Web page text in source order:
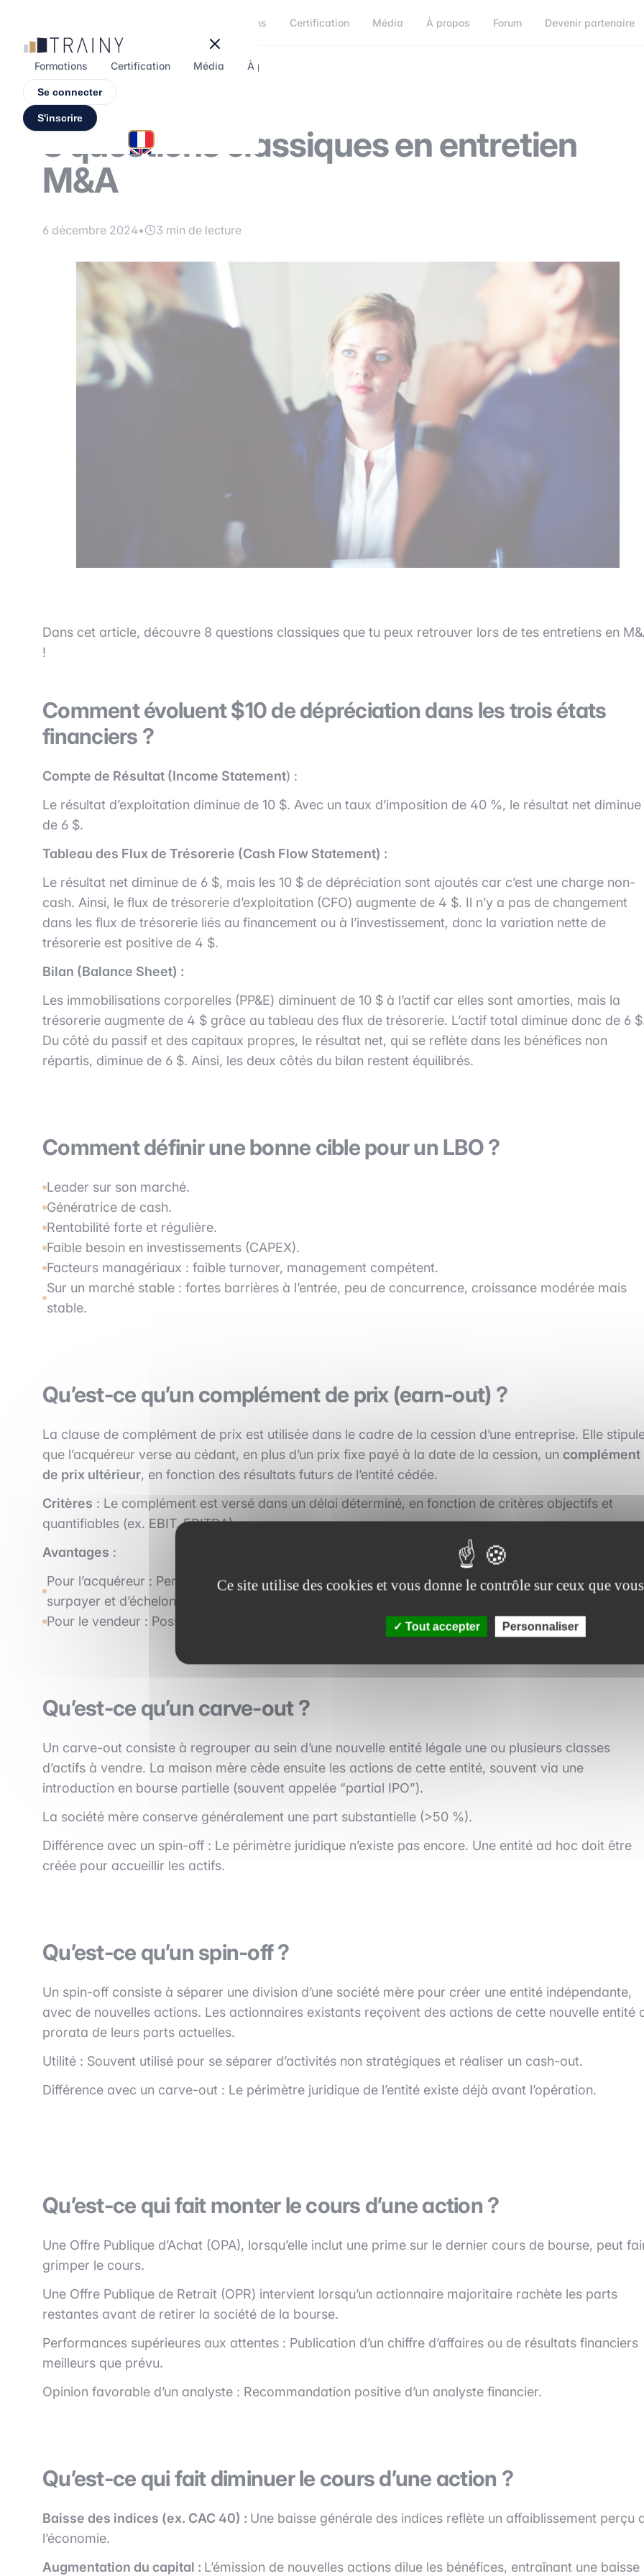
Formations Certification Média À propos Forum Devenir partenaire
Formations Certification Média À propos
Se connecter
S'inscrire
8 questions classiques en entretien
M&A
6 décembre 2024• 3 min de lecture
Dans cet article, découvre 8 questions classiques que tu peux retrouver lors de tes entretiens en
!
Comment évoluent $10 de dépréciation dans les trois états
financiers ?
Compte de Résultat (Income Statement) :
Le résultat d’exploitation diminue de 10 $. Avec un taux d’imposition de 40 %, le résultat net diminue
de 6 $.
Tableau des Flux de Trésorerie (Cash Flow Statement) :
Le résultat net diminue de 6 $, mais les 10 $ de dépréciation sont ajoutés car c’est une charge non-
cash. Ainsi, le flux de trésorerie d’exploitation (CFO) augmente de 4 $. Il n’y a pas de changement
dans les flux de trésorerie liés au financement ou à l’investissement, donc la variation nette de
trésorerie est positive de 4 $.
Bilan (Balance Sheet) :
Les immobilisations corporelles (PP&E) diminuent de 10 $ à l’actif car elles sont amorties, mais la
trésorerie augmente de 4 $ grâce au tableau des flux de trésorerie. L’actif total diminue donc de 6
Du côté du passif et des capitaux propres, le résultat net, qui se reflète dans les bénéfices non
répartis, diminue de 6 $. Ainsi, les deux côtés du bilan restent équilibrés.
Comment définir une bonne cible pour un LBO ?
Leader sur son marché.
Génératrice de cash.
Rentabilité forte et régulière.
Faible besoin en investissements (CAPEX).
Facteurs managériaux : faible turnover, management compétent.
Sur un marché stable : fortes barrières à l’entrée, peu de concurrence, croissance modérée mais
stable.
Qu’est-ce qu’un complément de prix (earn-out) ?
La clause de complément de prix est utilisée dans le cadre de la cession d’une entreprise. Elle
que l’acquéreur verse au cédant, en plus d’un prix fixe payé à la date de la cession, un complément
de prix ultérieur, en fonction des résultats futurs de l’entité cédée.
Critères : Le complément est versé dans un délai déterminé, en fonction de critères objectifs et
quantifiables (ex. EBIT, EBITDA).
Avantages :
Pour l’acquéreur : Permet de lier une partie du prix à la performance future et de limiter le risque de
surpayer et d’échelonne le paiement dans le temps.
Pour le vendeur : Possibilité d’obtenir un prix plus élevé en fonction des performances futures.
Qu’est-ce qu’un carve-out ?
Un carve-out consiste à regrouper au sein d’une nouvelle entité légale une ou plusieurs classes
d’actifs à vendre. La maison mère cède ensuite les actions de cette entité, souvent via une
introduction en bourse partielle (souvent appelée “partial IPO”).
La société mère conserve généralement une part substantielle (>50 %).
Différence avec un spin-off : Le périmètre juridique n’existe pas encore. Une entité ad hoc doit être
créée pour accueillir les actifs.
Qu’est-ce qu’un spin-off ?
Un spin-off consiste à séparer une division d’une société mère pour créer une entité indépendante,
avec de nouvelles actions. Les actionnaires existants reçoivent des actions de cette nouvelle entité
prorata de leurs parts actuelles.
Utilité : Souvent utilisé pour se séparer d’activités non stratégiques et réaliser un cash-out.
Différence avec un carve-out : Le périmètre juridique de l’entité existe déjà avant l’opération.
Qu’est-ce qui fait monter le cours d’une action ?
Une Offre Publique d’Achat (OPA), lorsqu’elle inclut une prime sur le dernier cours de bourse, peut
grimper le cours.
Une Offre Publique de Retrait (OPR) intervient lorsqu’un actionnaire majoritaire rachète les parts
restantes avant de retirer la société de la bourse.
Performances supérieures aux attentes : Publication d’un chiffre d’affaires ou de résultats financiers
meilleurs que prévu.
Opinion favorable d’un analyste : Recommandation positive d’un analyste financier.
Qu’est-ce qui fait diminuer le cours d’une action ?
Baisse des indices (ex. CAC 40) : Une baisse générale des indices reflète un affaiblissement perçu
l’économie.
Augmentation du capital : L’émission de nouvelles actions dilue les bénéfices, entraînant une baisse
Ce site utilise des cookies et vous donne le contrôle sur ceux que
Tout accepter Personnaliser